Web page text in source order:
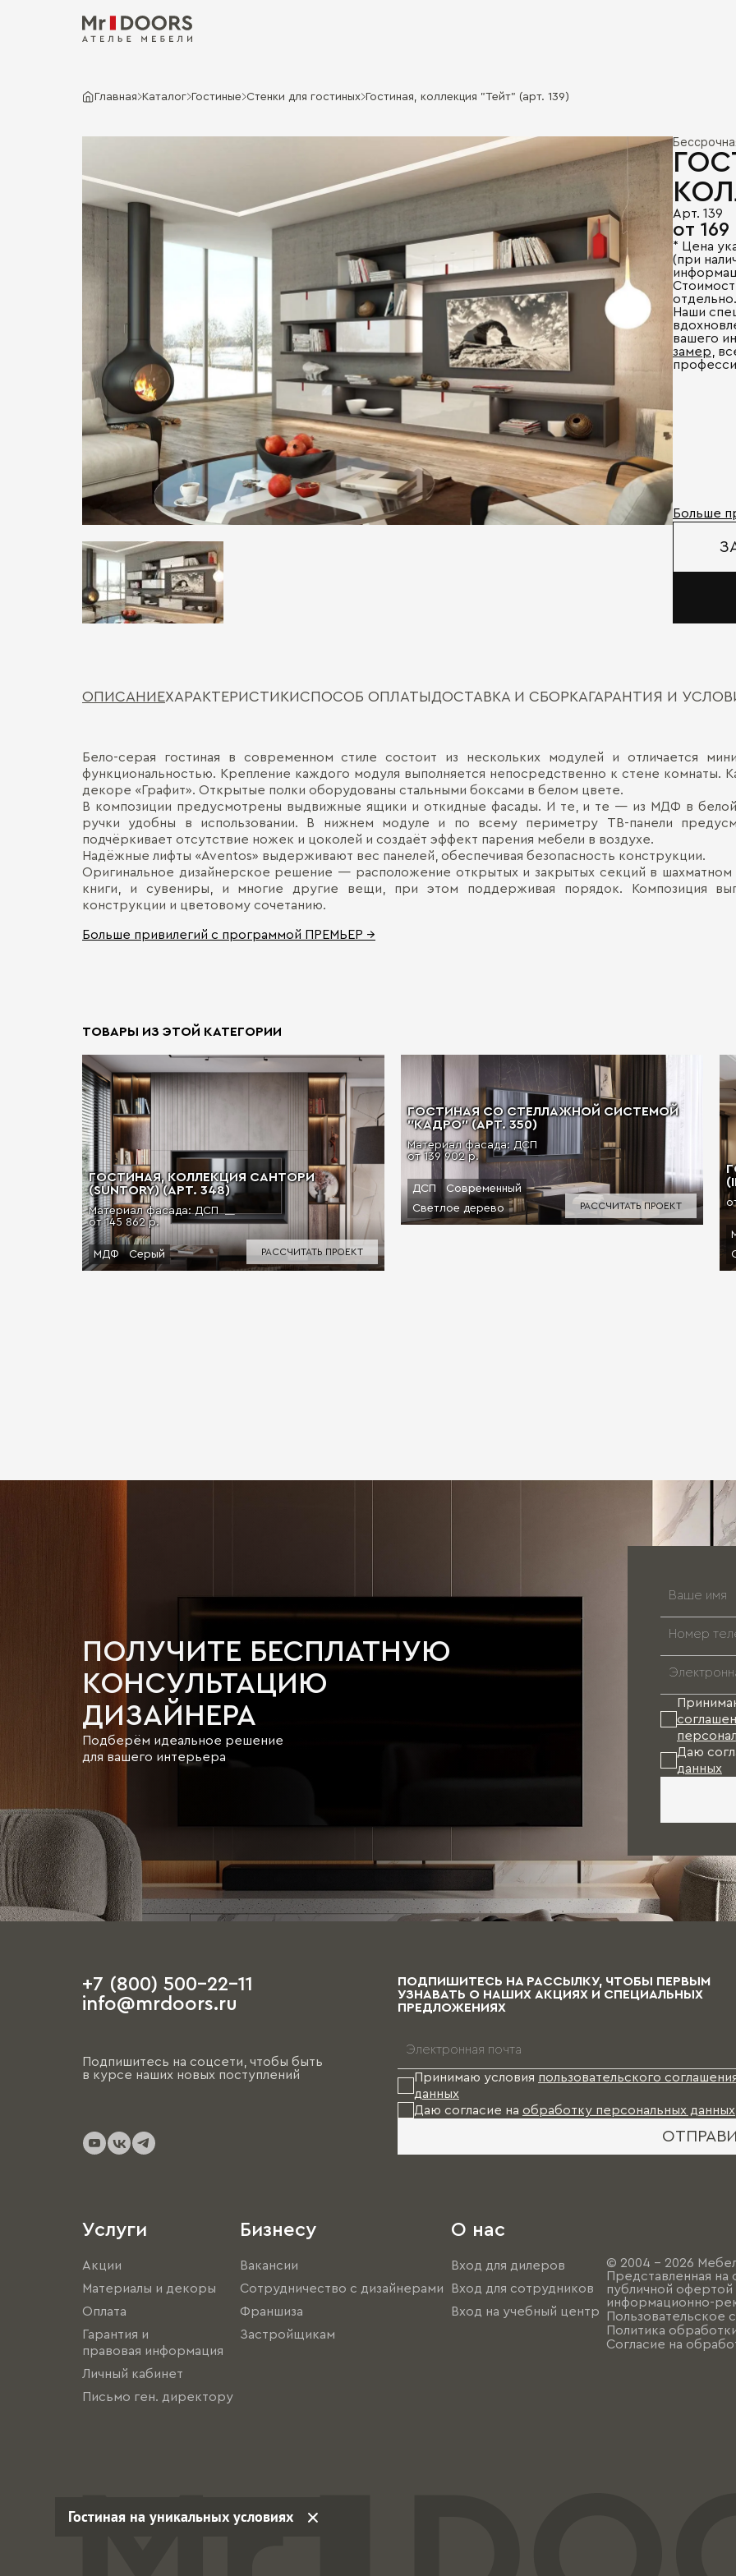
Главная Каталог Гостиные Стенки для гостиных Гостиная, коллекция "Тейт" (арт. 139)
Арт. 139
от
* Цена
(при
отдельно.
Наши
вашего
замер ,
Больше
ОПИСАНИЕХАРАКТЕРИСТИКИСПОСОБ ОПЛАТЫДОСТАВКА И СБОРКАГАРАНТИЯ И
Бело-серая гостиная в современном стиле состоит из нескольких модулей и отличается
функциональностью. Крепление каждого модуля выполняется непосредственно к стене комнаты.
декоре «Графит». Открытые полки оборудованы стальными боксами в белом цвете.
В композиции предусмотрены выдвижные ящики и откидные фасады. И те, и те — из МДФ в белой
ручки удобны в использовании. В нижнем модуле и по всему периметру ТВ-панели
подчёркивает отсутствие ножек и цоколей и создаёт эффект парения мебели в воздухе.
Надёжные лифты «Aventos» выдерживают вес панелей, обеспечивая безопасность конструкции.
Оригинальное дизайнерское решение — расположение открытых и закрытых секций в шахматном
книги, и сувениры, и многие другие вещи, при этом поддерживая порядок. Композиция
конструкции и цветовому сочетанию.
Больше привилегий с программой ПРЕМЬЕР →
ТОВАРЫ ИЗ ЭТОЙ КАТЕГОРИИ
ГОСТИНАЯ, КОЛЛЕКЦИЯ САНТОРИ
(SUNTORY) (АРТ. 348)
Материал фасада: ДСП
от 145 862 р.
МДФ Серый РАССЧИТАТЬ ПРОЕКТ
ГОСТИНАЯ СО СТЕЛЛАЖНОЙ СИСТЕМОЙ
"КАДРО" (АРТ. 350)
Материал фасада: ДСП
от 139 902 р.
ДСП
Современный
Светлое дерево
РАССЧИТАТЬ ПРОЕКТ
ПОЛУЧИТЕ БЕСПЛАТНУЮ
КОНСУЛЬТАЦИЮ
ДИЗАЙНЕРА
Подберём идеальное решение
для вашего интерьера
Даю
данных
+7 (800) 500-22-11
info@mrdoors.ru
Подпишитесь на соцсети, чтобы быть
в курсе наших новых поступлений
ПОДПИШИТЕСЬ НА РАССЫЛКУ, ЧТОБЫ ПЕРВЫМ
УЗНАВАТЬ О НАШИХ АКЦИЯХ И СПЕЦИАЛЬНЫХ
ПРЕДЛОЖЕНИЯХ
Принимаю условия пользовательского
данных
Даю согласие на обработку персональных данных
Услуги
Акции
Материалы и декоры
Оплата
Гарантия и
правовая информация
Личный кабинет
Письмо ген. директору
Бизнесу
Вакансии
Сотрудничество с дизайнерами
Франшиза
Застройщикам
О нас
Вход для дилеров
Вход для сотрудников
Вход на учебный центр
© 2004 - 2026
Представленная на
публичной офертой
информационно-
Пользовательское
Политика
Согласие на
Гостиная на уникальных условиях